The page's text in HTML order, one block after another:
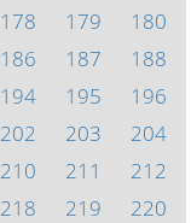
178 179
180
186 187
188
194 195
196
202 203
204
210 211
212
218 219
220